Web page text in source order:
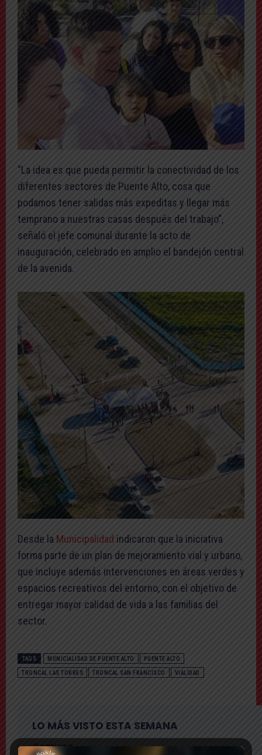
“La idea es que pueda permitir la conectividad de los
diferentes sectores de Puente Alto, cosa que
podamos tener salidas más expeditas y llegar más
temprano a nuestras casas después del trabajo”,
señaló el jefe comunal durante la acto de
inauguración, celebrado en amplio el bandejón central
de la avenida.
Desde la Municipalidad indicaron que la iniciativa
forma parte de un plan de mejoramiento vial y urbano,
que incluye además intervenciones en áreas verdes y
espacios recreativos del entorno, con el objetivo de
entregar mayor calidad de vida a las familias del
sector.
TAGS MUNICIALIDAD DE PUENTE ALTO PUENTE ALTO
TRONCAL LAS TORRES TRONCAL SAN FRANCISCO VIALIDAD
LO MÁS VISTO ESTA SEMANA
Comuna